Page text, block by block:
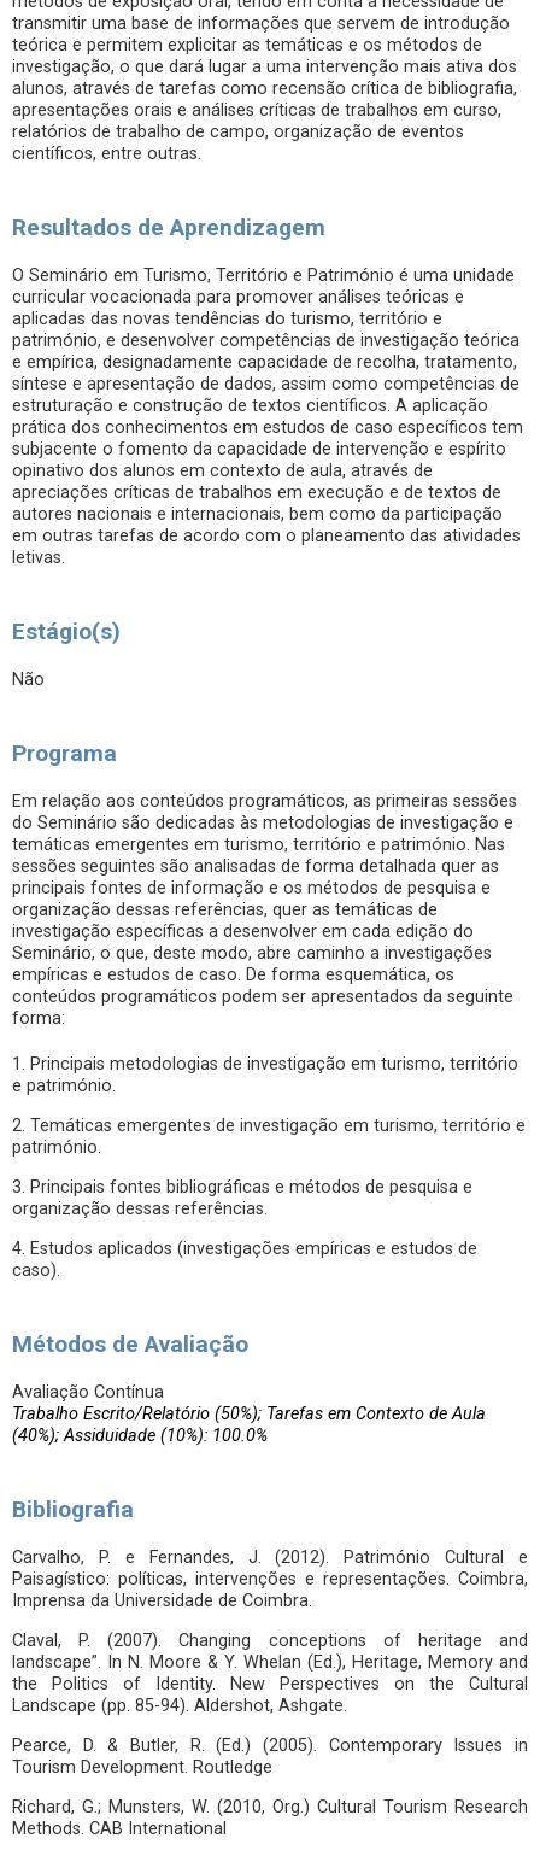
transmitir uma base de informações que servem de introdução
teórica e permitem explicitar as temáticas e os métodos de
investigação, o que dará lugar a uma intervenção mais ativa dos
alunos, através de tarefas como recensão crítica de bibliografia,
apresentações orais e análises críticas de trabalhos em curso,
relatórios de trabalho de campo, organização de eventos
científicos, entre outras.
Resultados de Aprendizagem
O Seminário em Turismo, Território e Património é uma unidade
curricular vocacionada para promover análises teóricas e
aplicadas das novas tendências do turismo, território e
património, e desenvolver competências de investigação teórica
e empírica, designadamente capacidade de recolha, tratamento,
síntese e apresentação de dados, assim como competências de
estruturação e construção de textos científicos. A aplicação
prática dos conhecimentos em estudos de caso específicos tem
subjacente o fomento da capacidade de intervenção e espírito
opinativo dos alunos em contexto de aula, através de
apreciações críticas de trabalhos em execução e de textos de
autores nacionais e internacionais, bem como da participação
em outras tarefas de acordo com o planeamento das atividades
letivas.
Estágio(s)
Não
Programa
Em relação aos conteúdos programáticos, as primeiras sessões
do Seminário são dedicadas às metodologias de investigação e
temáticas emergentes em turismo, território e património. Nas
sessões seguintes são analisadas de forma detalhada quer as
principais fontes de informação e os métodos de pesquisa e
organização dessas referências, quer as temáticas de
investigação específicas a desenvolver em cada edição do
Seminário, o que, deste modo, abre caminho a investigações
empíricas e estudos de caso. De forma esquemática, os
conteúdos programáticos podem ser apresentados da seguinte
forma:
1. Principais metodologias de investigação em turismo, território
e património.
2. Temáticas emergentes de investigação em turismo, território e
património.
3. Principais fontes bibliográficas e métodos de pesquisa e
organização dessas referências.
4. Estudos aplicados (investigações empíricas e estudos de
caso).
Métodos de Avaliação
Avaliação Contínua
Trabalho Escrito/Relatório (50%); Tarefas em Contexto de Aula
(40%); Assiduidade (10%): 100.0%
Bibliografia
Carvalho, P. e Fernandes, J. (2012). Património Cultural e
Paisagístico: políticas, intervenções e representações. Coimbra,
Imprensa da Universidade de Coimbra.
Claval, P. (2007). Changing conceptions of heritage and
landscape”. In N. Moore & Y. Whelan (Ed.), Heritage, Memory and
the Politics of Identity. New Perspectives on the Cultural
Landscape (pp. 85-94). Aldershot, Ashgate.
Pearce, D. & Butler, R. (Ed.) (2005). Contemporary Issues in
Tourism Development. Routledge
Richard, G.; Munsters, W. (2010, Org.) Cultural Tourism Research
Methods. CAB International